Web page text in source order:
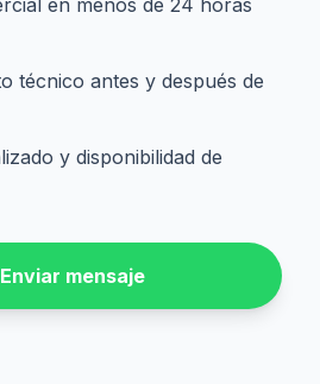
en menos de 24 horas
técnico antes y después de
y disponibilidad de
Enviar mensaje